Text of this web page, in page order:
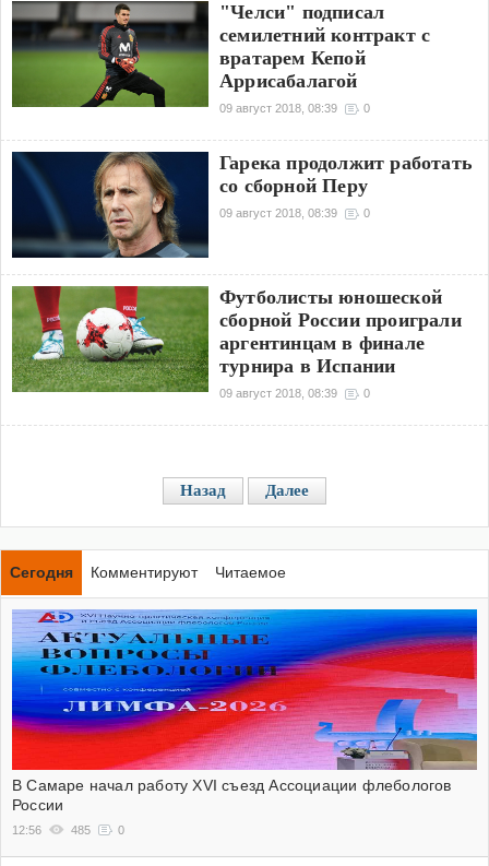
"Челси" подписал
семилетний контракт с
вратарем Кепой
Аррисабалагой
09 август 2018, 08:39 0
Гарека продолжит работать
со сборной Перу
09 август 2018, 08:39 0
Футболисты юношеской
сборной России проиграли
аргентинцам в финале
турнира в Испании
09 август 2018, 08:39 0
Назад Далее
Сегодня Комментируют Читаемое
В Самаре начал работу XVI съезд Ассоциации флебологов
России
12:56 485 0